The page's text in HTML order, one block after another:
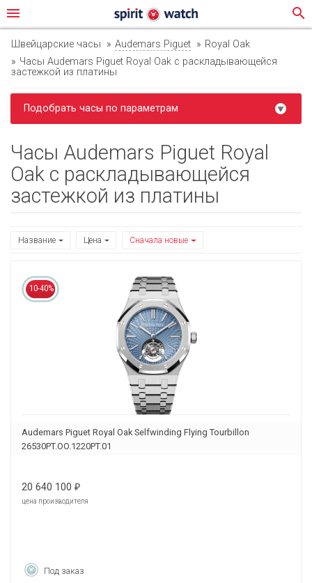
menu search
Швейцарские часы Audemars Piguet
Royal Oak
Часы Audemars Piguet Royal Oak с раскладывающейся
застежкой из платины
Подобрать часы по параметрам
Часы Audemars Piguet Royal
Oak с раскладывающейся
застежкой из платины
Название Цена Сначала новые
10-40%
Audemars Piguet Royal Oak Selfwinding Flying Tourbillon
26530PT.OO.1220PT.01
20 640 100 ₽
цена производителя
Под заказ